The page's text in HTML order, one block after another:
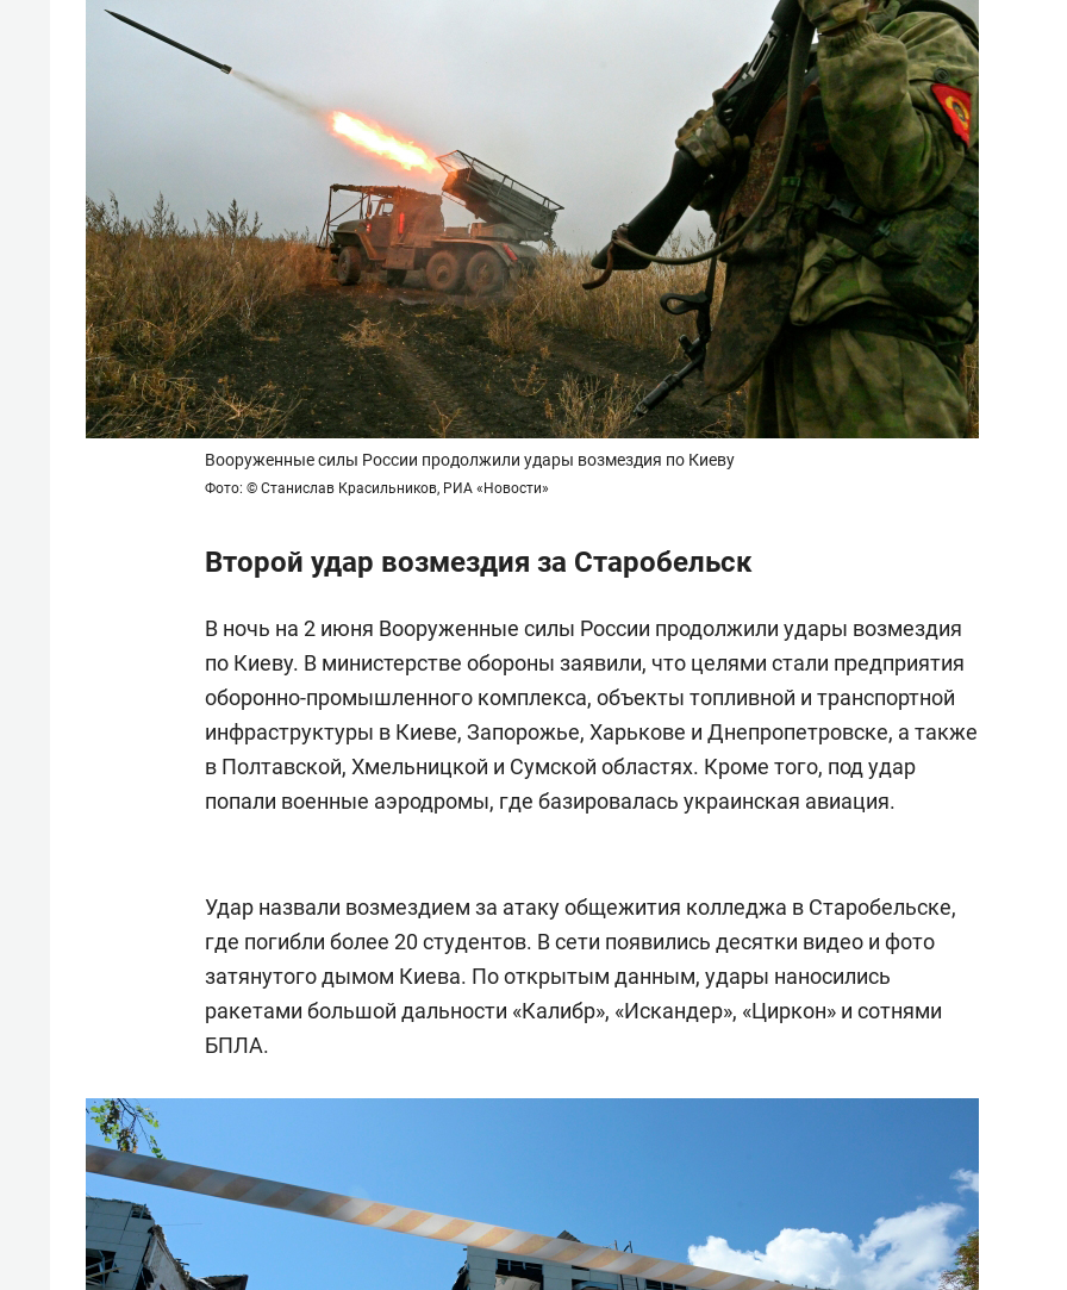
Вооруженные силы России продолжили удары возмездия по Киеву
Фото: © Станислав Красильников, РИА «Новости»
Второй удар возмездия за Старобельск
В ночь на 2 июня Вооруженные силы России продолжили удары возмездия
по Киеву. В министерстве обороны заявили, что целями стали предприятия
оборонно-промышленного комплекса, объекты топливной и транспортной
инфраструктуры в Киеве, Запорожье, Харькове и Днепропетровске, а также
в Полтавской, Хмельницкой и Сумской областях. Кроме того, под удар
попали военные аэродромы, где базировалась украинская авиация.
Удар назвали возмездием за атаку общежития колледжа в Старобельске,
где погибли более 20 студентов. В сети появились десятки видео и фото
затянутого дымом Киева. По открытым данным, удары наносились
ракетами большой дальности «Калибр», «Искандер», «Циркон» и сотнями
БПЛА.